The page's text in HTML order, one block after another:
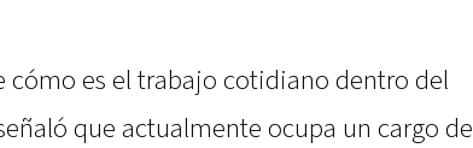
cómo es el trabajo cotidiano dentro del
que actualmente ocupa un cargo de